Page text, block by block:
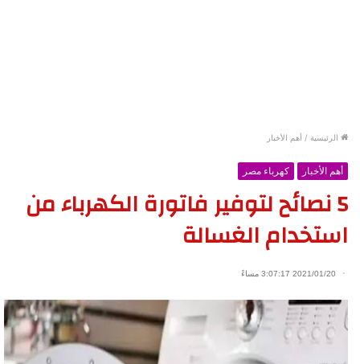
الرئيسية / أهم الأخبار
أهم الأخبار كهرباء مصر
5 نصائح لتوفير فاتورة الكهرباء من
استخدام الغسالة
2021/01/20 3:07:17 مساءً